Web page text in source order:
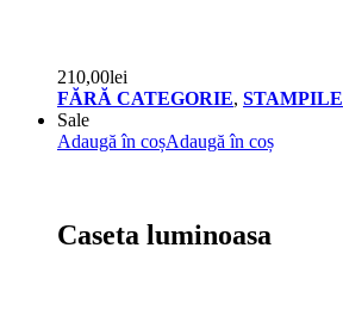
210,00lei
FĂRĂ CATEGORIE, STAMPILE
Sale
Adaugă în coșAdaugă în coș
Caseta luminoasa